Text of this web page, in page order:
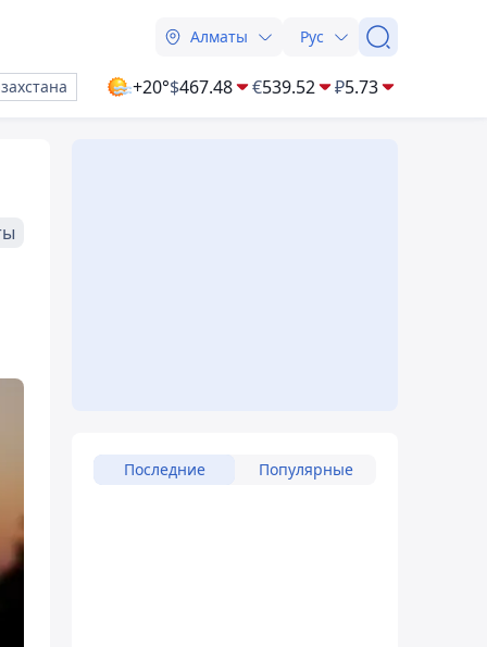
Алматы Рус
+20°$467.48 €539.52 ₽5.73
Последние Популярные